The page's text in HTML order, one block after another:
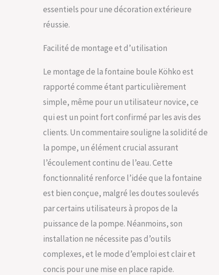
essentiels pour une décoration extérieure
réussie.
Facilité de montage et d’utilisation
Le montage de la fontaine boule Köhko est
rapporté comme étant particulièrement
simple, même pour un utilisateur novice, ce
qui est un point fort confirmé par les avis des
clients. Un commentaire souligne la solidité de
la pompe, un élément crucial assurant
l’écoulement continu de l’eau. Cette
fonctionnalité renforce l’idée que la fontaine
est bien conçue, malgré les doutes soulevés
par certains utilisateurs à propos de la
puissance de la pompe. Néanmoins, son
installation ne nécessite pas d’outils
complexes, et le mode d’emploi est clair et
concis pour une mise en place rapide.